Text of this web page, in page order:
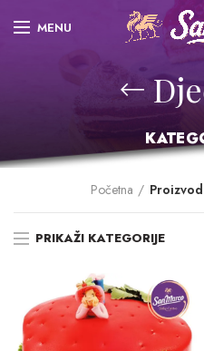
MENU
Početna
PRIKAŽI KATEGORIJE